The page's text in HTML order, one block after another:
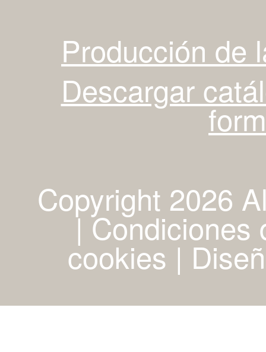
Producción de
Descargar
Copyright 2026
| Condiciones
cookies |